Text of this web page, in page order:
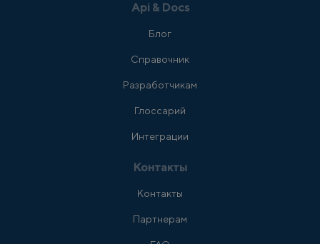
Api & Docs
Блог
Справочник
Разработчикам
Глоссарий
Интеграции
Контакты
Контакты
Партнерам